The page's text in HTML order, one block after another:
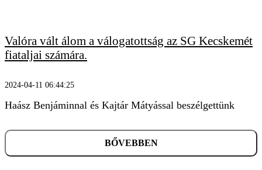
KERESÉS
Valóra vált álom a válogatottság az SG Kecskemét
fiataljai számára.
2024-04-11 06:44:25
Haász Benjáminnal és Kajtár Mátyással beszélgettünk
BŐVEBBEN